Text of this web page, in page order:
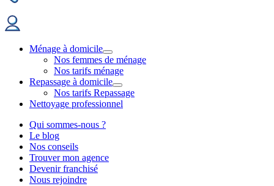
Ménage à domicile
Nos femmes de ménage
Nos tarifs ménage
Repassage à domicile
Nos tarifs Repassage
Nettoyage professionnel
Qui sommes-nous ?
Le blog
Nos conseils
Trouver mon agence
Devenir franchisé
Nous rejoindre